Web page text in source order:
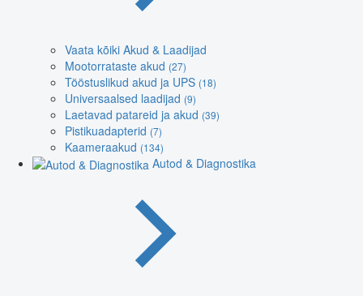
Vaata kõiki Akud & Laadijad
Mootorrataste akud (27)
Tööstuslikud akud ja UPS (18)
Universaalsed laadijad (9)
Laetavad patareid ja akud (39)
Pistikuadapterid (7)
Kaameraakud (134)
Autod & Diagnostika